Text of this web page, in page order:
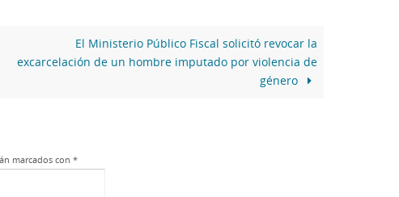
El Ministerio Público Fiscal solicitó revocar la
excarcelación de un hombre imputado por violencia de
género
marcados con *